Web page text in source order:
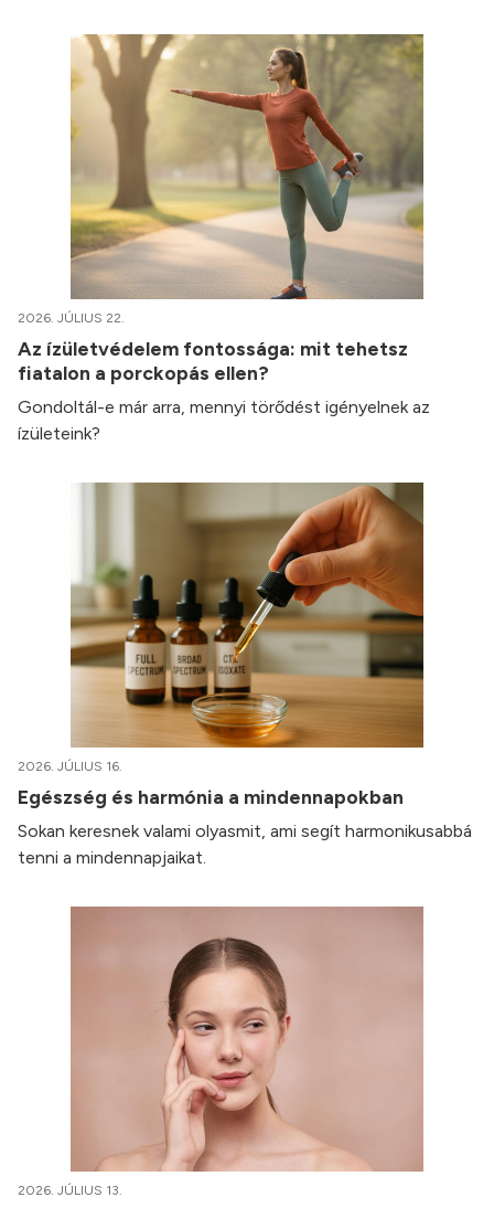
2026. JÚLIUS 22.
Az ízületvédelem fontossága: mit tehetsz
fiatalon a porckopás ellen?
Gondoltál-e már arra, mennyi törődést igényelnek az
ízületeink?
2026. JÚLIUS 16.
Egészség és harmónia a mindennapokban
Sokan keresnek valami olyasmit, ami segít harmonikusabbá
tenni a mindennapjaikat.
2026. JÚLIUS 13.